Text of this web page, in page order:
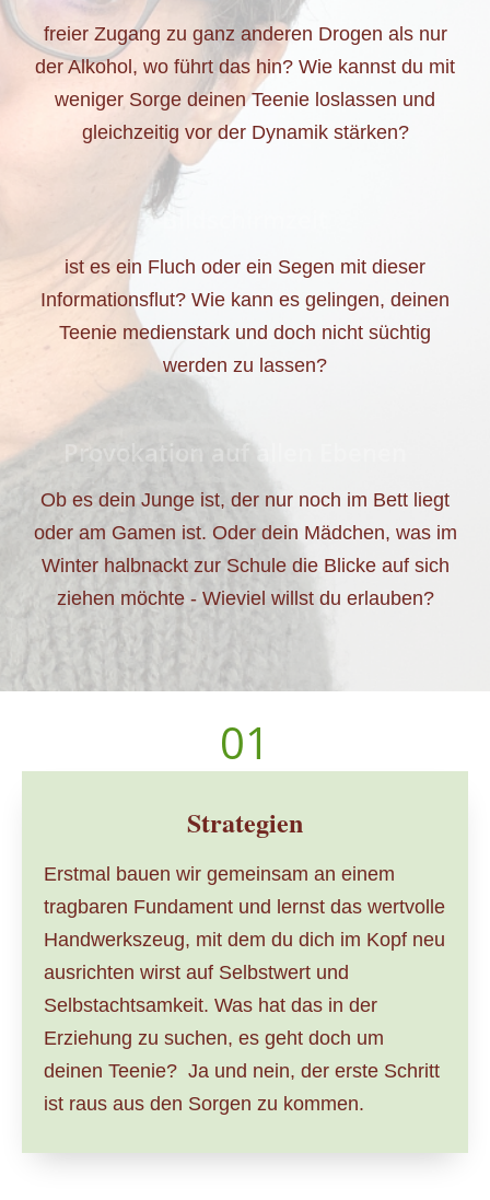
freier Zugang zu ganz anderen Drogen als nur
der Alkohol, wo führt das hin? Wie kannst du mit
weniger Sorge deinen Teenie loslassen und
gleichzeitig vor der Dynamik stärken?
Bildschirmzeit
ist es ein Fluch oder ein Segen mit dieser
Informationsflut? Wie kann es gelingen, deinen
Teenie medienstark und doch nicht süchtig
werden zu lassen?
Provokation auf allen Ebenen
Ob es dein Junge ist, der nur noch im Bett liegt
oder am Gamen ist. Oder dein Mädchen, was im
Winter halbnackt zur Schule die Blicke auf sich
ziehen möchte - Wieviel willst du erlauben?
01
Strategien
Erstmal bauen wir gemeinsam an einem
tragbaren Fundament und lernst das wertvolle
Handwerkszeug, mit dem du dich im Kopf neu
ausrichten wirst auf Selbstwert und
Selbstachtsamkeit. Was hat das in der
Erziehung zu suchen, es geht doch um
deinen Teenie? Ja und nein, der erste Schritt
ist raus aus den Sorgen zu kommen.